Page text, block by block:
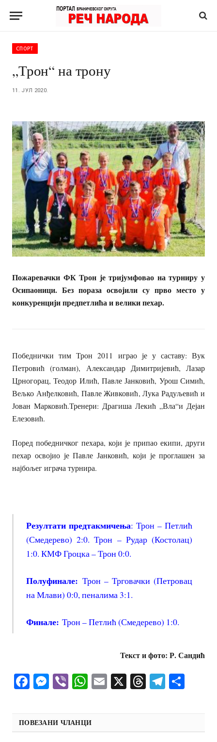
СПОРТ
„Трон“ на трону
11. ЈУЛ 2020.
Пожаревачки ФК Трон је тријумфовао на турниру у
Осипаоници. Без пораза освојили су прво место у
конкуренцији предпетлића и велики пехар.
Победнички тим Трон 2011 играо је у саставу: Вук
Петровић (голман), Александар Димитријевић, Лазар
Црногорац, Теодор Илић, Павле Јанковић, Урош Симић,
Вељко Анђелковић, Павле Живковић, Лука Радуљевић и
Јован Марковић.Тренери: Драгиша Лекић „Вла“и Дејан
Елезовић.
Поред победничког пехара, који је припао екипи, други
пехар освојио је Павле Јанковић, који је проглашен за
најбољег играча турнира.
Резултати предтакмичења: Трон – Петлић
(Смедерево) 2:0. Трон – Рудар (Костолац)
1:0. КМФ Гроцка – Трон 0:0.
Полуфинале:Трон – Трговачки (Петровац
на Млави) 0:0, пеналима 3:1.
Финале: Трон – Петлић (Смедерево) 1:0.
Текст и фото: Р. Сандић
Facebook
Messenger
ViberWhatsApp
Email
X Threads
ПОВЕЗАНИ ЧЛАНЦИ